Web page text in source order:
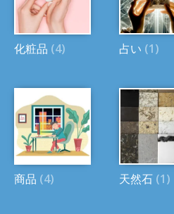
化粧品 (4) 占い (1)
商品 (4) 天然石 (1)